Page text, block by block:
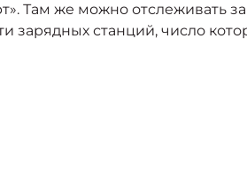
Там же можно отслеживать
зарядных станций, число